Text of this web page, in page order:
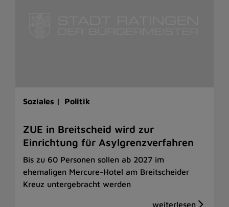
Soziales | Politik
ZUE in Breitscheid wird zur
Einrichtung für Asylgrenzverfahren
Bis zu 60 Personen sollen ab 2027 im
ehemaligen Mercure-Hotel am Breitscheider
Kreuz untergebracht werden